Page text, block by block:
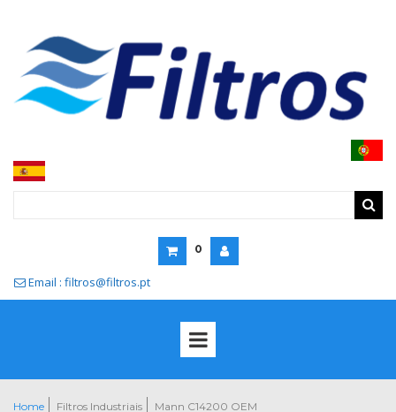
0
 Email : filtros@filtros.pt
Home Filtros Industriais Mann C14200 OEM